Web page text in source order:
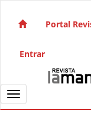
Navegación
Barra lateral
Portal
Entrar
Toggle navigation